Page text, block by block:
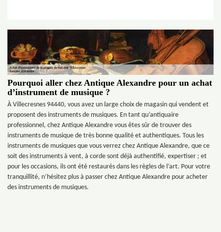
Pourquoi aller chez Antique Alexandre pour un achat
d’instrument de musique ?
À Villecresnes 94440, vous avez un large choix de magasin qui vendent et
proposent des instruments de musiques. En tant qu’antiquaire
professionnel, chez Antique Alexandre vous êtes sûr de trouver des
instruments de musique de très bonne qualité et authentiques. Tous les
instruments de musiques que vous verrez chez Antique Alexandre, que ce
soit des instruments à vent, à corde sont déjà authentifié, expertiser ; et
pour les occasions, ils ont été restaurés dans les règles de l’art. Pour votre
tranquillité, n’hésitez plus à passer chez Antique Alexandre pour acheter
des instruments de musiques.